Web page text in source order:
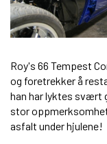
Roy's 66 Tempest
og foretrekker å
han har lyktes svært
stor
asfalt under hjulene!